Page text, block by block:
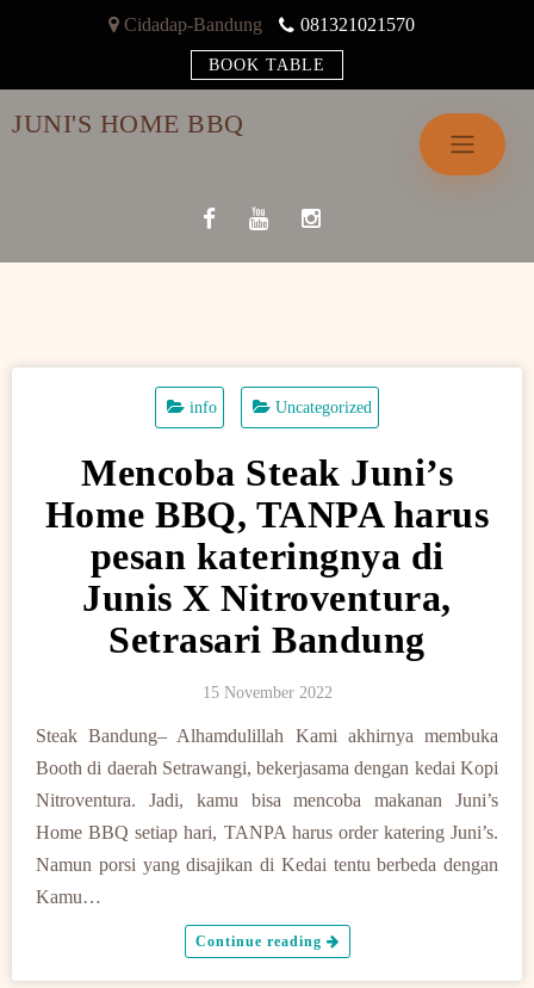
Cidadap-Bandung 081321021570
BOOK TABLE
JUNI'S HOME BBQ
info Uncategorized
Mencoba Steak Juni’s
Home BBQ, TANPA harus
pesan kateringnya di
Junis X Nitroventura,
Setrasari Bandung
15 November 2022
Steak Bandung– Alhamdulillah Kami akhirnya membuka
Booth di daerah Setrawangi, bekerjasama dengan kedai Kopi
Nitroventura. Jadi, kamu bisa mencoba makanan Juni’s
Home BBQ setiap hari, TANPA harus order katering Juni’s.
Namun porsi yang disajikan di Kedai tentu berbeda dengan
Kamu…
Continue reading